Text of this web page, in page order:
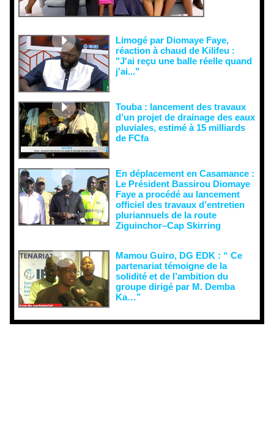
Limogé par Diomaye Faye,
réaction à chaud de Kilifeu :
"J'ai reçu une balle réelle quand
j'ai..."
Touba : lancement des travaux
d’un projet de drainage des eaux
pluviales, estimé à 15 milliards
de FCfa ‎
En déplacement en Casamance :
Le Président Bassirou Diomaye
Faye a procédé au lancement
officiel des travaux d’entretien
pluriannuels de la route
Ziguinchor–Cap Skirring
Mamou Guiro, DG EDK : “ Ce
partenariat témoigne de la
solidité et de l’ambition du
groupe dirigé par M. Demba
Ka…”